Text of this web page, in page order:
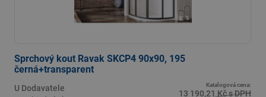
Sprchový kout Ravak SKCP4 90x90, 195
černá+transparent
U Dodavatele
Katalogová cena:
13 190,21 Kč s DPH